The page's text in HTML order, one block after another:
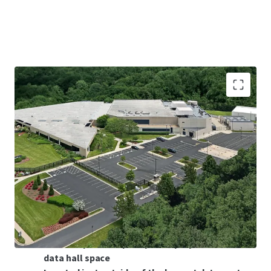
Opportunity to acquire a mission critical data
center asset situated on 11 acres outside
Washington, DC
Stabilized Net Operating Income of over $24
Million
7.1 Years of WALT with majority income from
well-capitalized AI/HPC companies
18 MW of contracted IT Load with the ability to
increase power capacity to deploy in excess
data hall space